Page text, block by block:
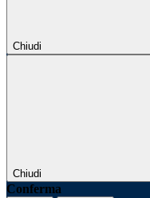
Chiudi
Chiudi
Conferma